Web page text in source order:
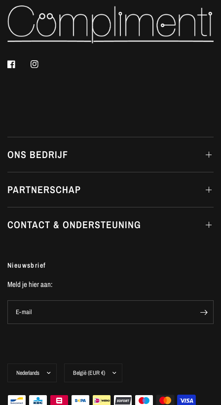
ONS BEDRIJF
PARTNERSCHAP
CONTACT & ONDERSTEUNING
Nieuwsbrief
Meld je hier aan:
E-mail